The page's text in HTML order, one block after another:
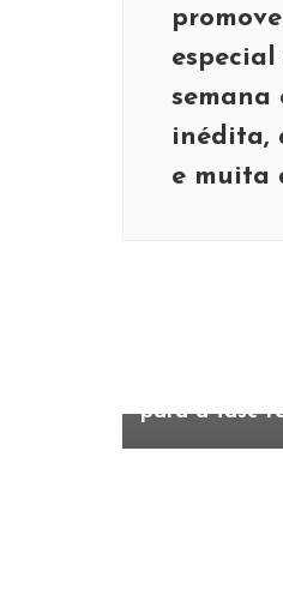
semana
inédita,
e muita
para a fase